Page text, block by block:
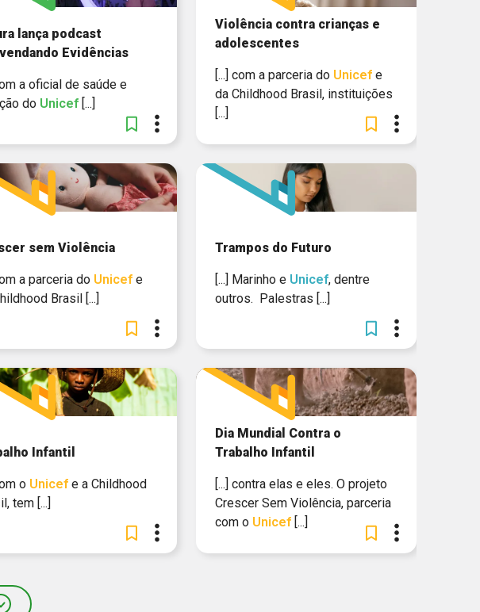
VÍDEO
UNICEF
INSTAGRAM
GLOBO
FUNDAÇÃO MARIA CECÍLIA
FACEBOOK
lança podcast
Evidências
a oficial de saúde e
do Unicef[...]
Violência contra crianças e
adolescentes
[...] com a parceria do Unicefe
da Childhood Brasil, instituições
[...]
sem Violência
a parceria do Unicefe
Brasil [...]
Trampos do Futuro
[...] Marinho e Unicef, dentre
outros. Palestras [...]
Infantil
o Unicefe a Childhood
tem [...]
Dia Mundial Contra o
Trabalho Infantil
[...] contra elas e eles. O projeto
Crescer Sem Violência, parceria
com o Unicef[...]